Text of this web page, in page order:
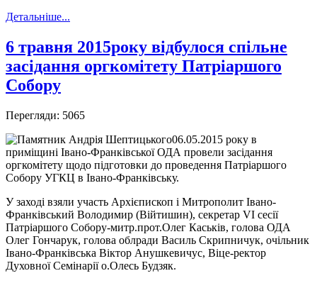
Детальніше...
6 травня 2015року відбулося спільне
засідання оргкомітету Патріаршого
Собору
Перегляди: 5065
06.05.2015 року в
приміщині Івано-Франківської ОДА провели засідання
оргкомітету щодо підготовки до проведення Патріаршого
Собору УГКЦ в Івано-Франківську.
У заході взяли участь Архієпископ і Митрополит Івано-
Франківський Володимир (Війтишин), секретар VI сесії
Патріаршого Собору-митр.прот.Олег Каськів, голова ОДА
Олег Гончарук, голова облради Василь Скрипничук, очільник
Івано-Франківська Віктор Анушкевичус, Віце-ректор
Духовної Семінарії о.Олесь Будзяк.